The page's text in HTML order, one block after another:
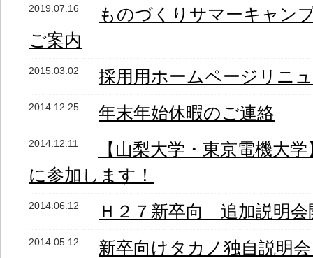
2019.07.16
ものづくりサマーキャン
ご案内
2015.03.02 採用用ホームページリニ
2014.12.25 年末年始休暇のご連絡
2014.12.11
【山梨大学・東京電機大
に参加します！
2014.06.12 Ｈ２７新卒向 追加説明会
2014.05.12
新卒向けタカノ独自説明